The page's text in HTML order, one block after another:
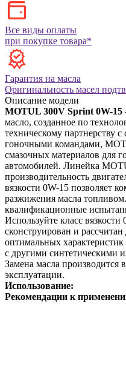
Все виды оплаты
при покупке товара*
Гарантия на масла
Оригинальность масел
Описание модели
MOTUL 300V Sprint 0W-15
масло, созданное по
техническому партнерству
гоночными командами,
смазочных материалов для
автомобилей. Линейка
производительность
вязкости 0W-15 позволяет
разжижения масла топливом.
квалификационные
Используйте класс вязкости
сконструирован и рассчитан
оптимальных
с другими синтетическими
Замена масла производится
эксплуатации.
Использование:
Рекомендации к